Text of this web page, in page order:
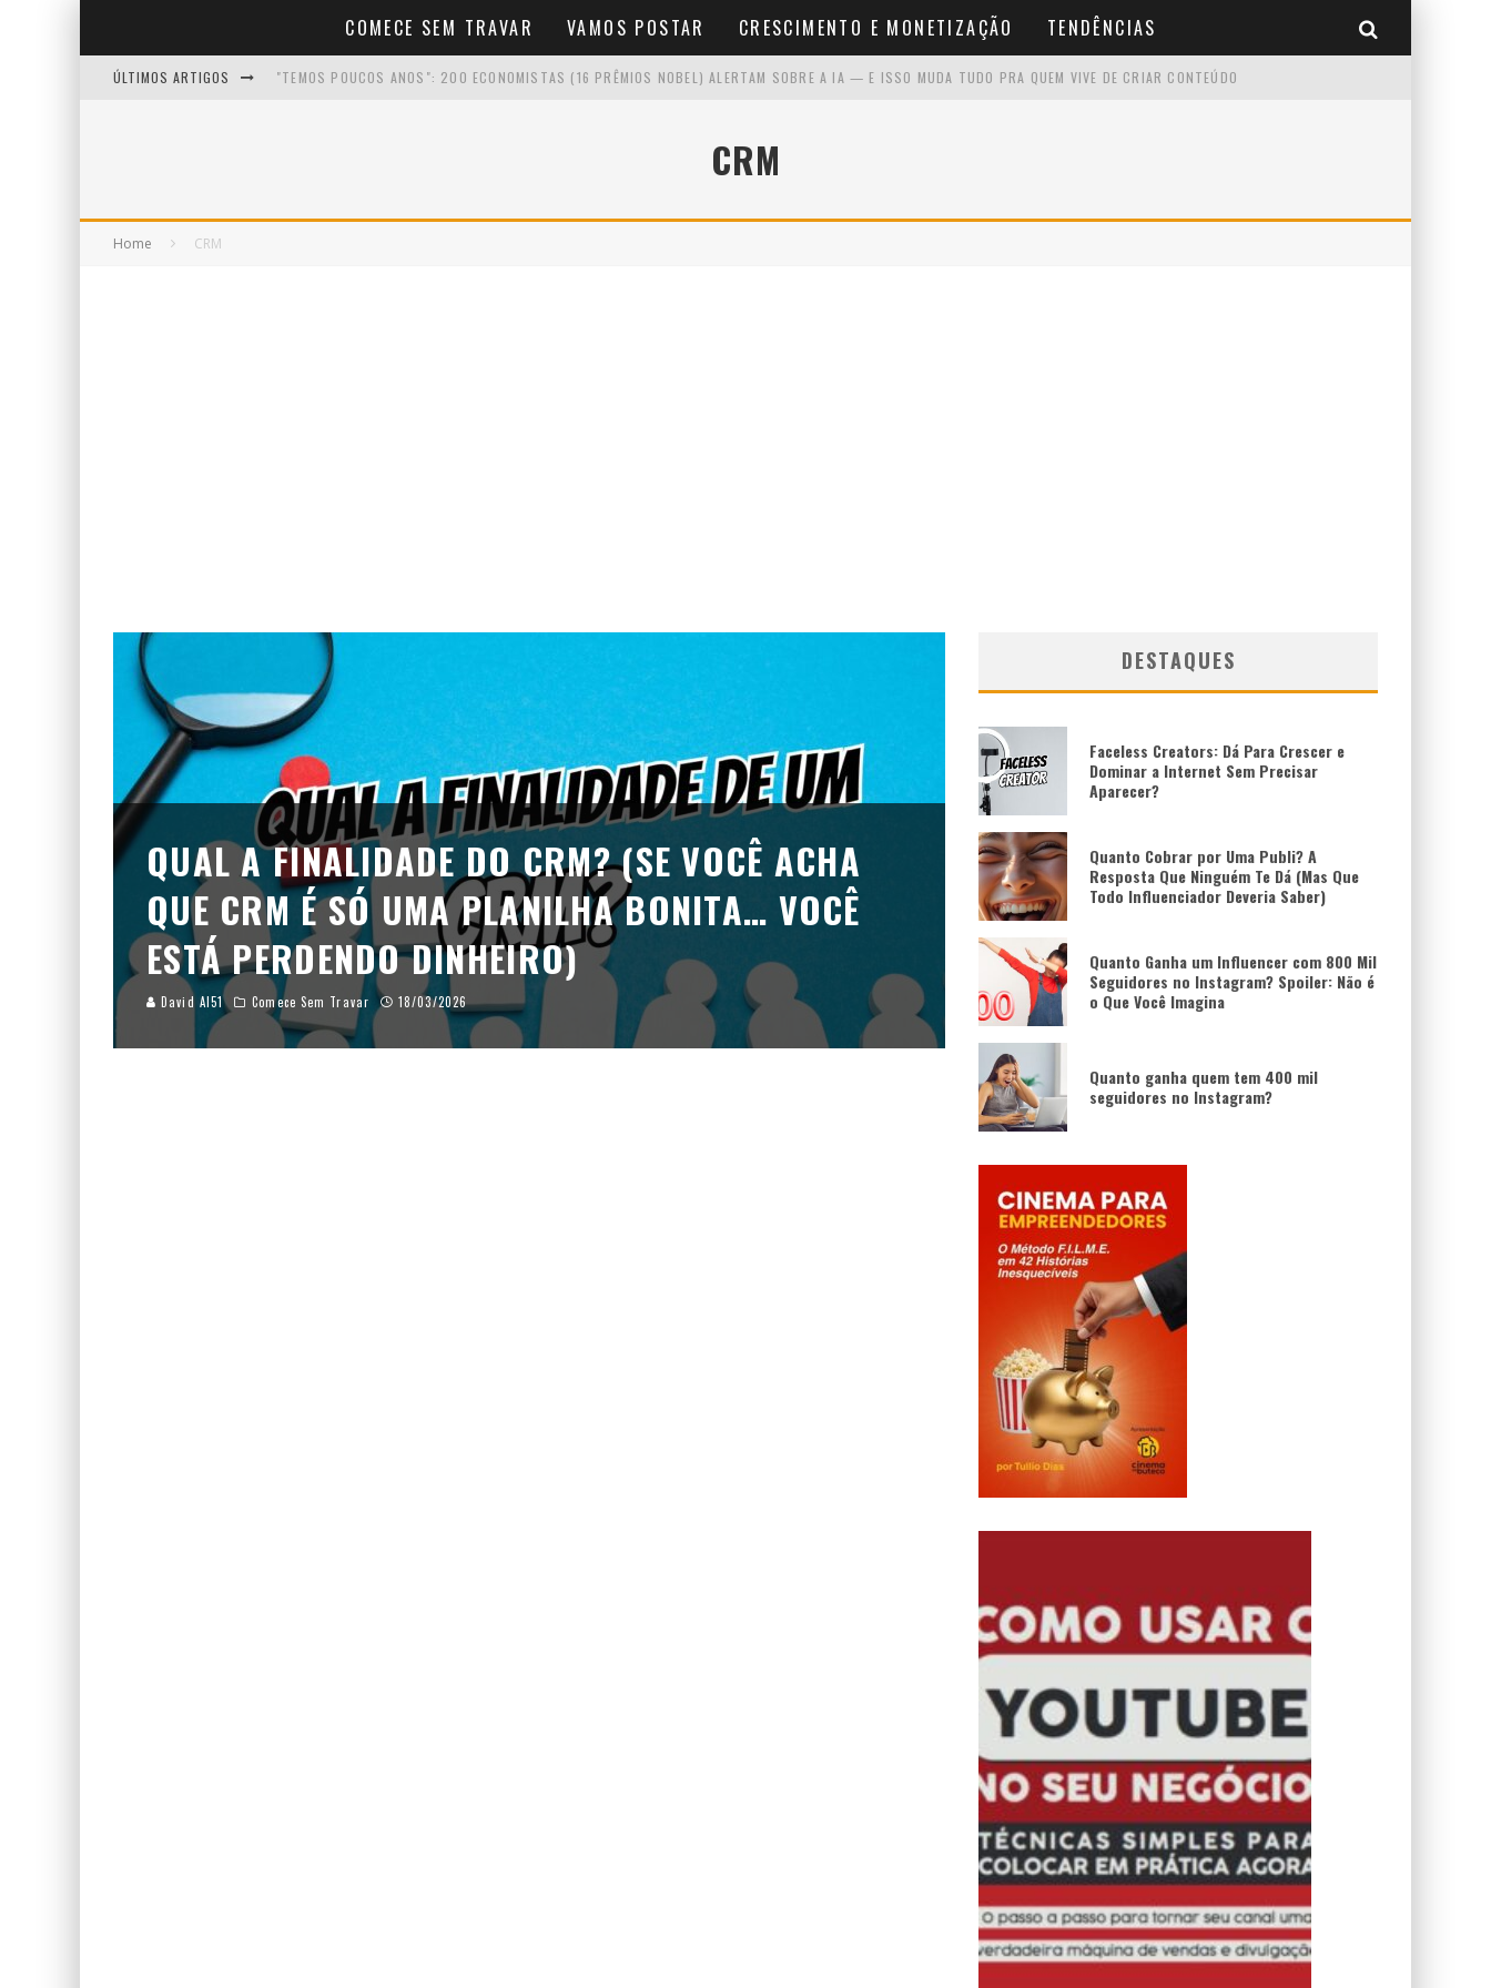
COMECE SEM TRAVAR VAMOS POSTAR CRESCIMENTO E MONETIZAÇÃO TENDÊNCIAS
ÚLTIMOS ARTIGOS "TEMOS POUCOS ANOS": 200 ECONOMISTAS (16 PRÊMIOS NOBEL) ALERTAM SOBRE A IA — E ISSO MUDA TUDO PRA QUEM VIVE DE CRIAR CONTEÚDO
CRM
Home CRM
QUAL A FINALIDADE DO CRM? (SE VOCÊ ACHA
QUE CRM É SÓ UMA PLANILHA BONITA… VOCÊ
ESTÁ PERDENDO DINHEIRO)
David AI51 Comece Sem Travar 18/03/2026
DESTAQUES
Faceless Creators: Dá Para Crescer e
Dominar a Internet Sem Precisar
Aparecer?
Quanto Cobrar por Uma Publi? A
Resposta Que Ninguém Te Dá (Mas Que
Todo Influenciador Deveria Saber)
Quanto Ganha um Influencer com 800 Mil
Seguidores no Instagram? Spoiler: Não é
o Que Você Imagina
Quanto ganha quem tem 400 mil
seguidores no Instagram?